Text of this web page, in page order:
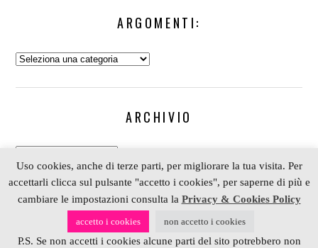
ARGOMENTI:
Argomenti:
ARCHIVIO
Archivio
COPYRIGHT 2006-2023 ALESSIA SCRAP & CRAFT |
PARTNERDEPOSITPHOTOS| P. IVA 01574070098 |
REALIZZATO DA4BLOG.INFO
Uso cookies, anche di terze parti, per migliorare la tua visita. Per
accettarli clicca sul pulsante "accetto i cookies", per saperne di più e
cambiare le impostazioni consulta la Privacy & Cookies Policy
accetto i cookies non accetto i cookies
P.S. Se non accetti i cookies alcune parti del sito potrebbero non